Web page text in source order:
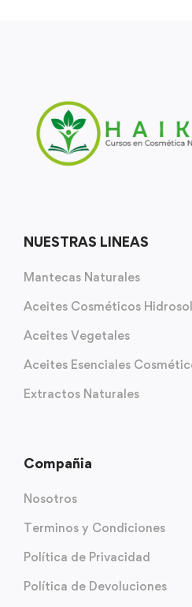
NUESTRAS LINEAS
Mantecas Naturales
Aceites Cosméticos
Aceites Vegetales
Aceites Esenciales
Extractos Naturales
Compañia
Nosotros
Terminos y Condiciones
Política de Privacidad
Política de Devoluciones